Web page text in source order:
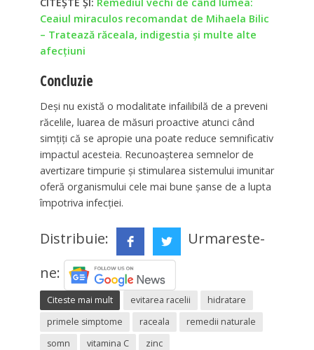
Ceaiul miraculos recomandat de Mihaela Bilic
– Tratează răceala, indigestia și multe alte
afecțiuni
Concluzie
Deși nu există o modalitate infailibilă de a preveni
răcelile, luarea de măsuri proactive atunci când
simțiți că se apropie una poate reduce semnificativ
impactul acesteia. Recunoașterea semnelor de
avertizare timpurie și stimularea sistemului imunitar
oferă organismului cele mai bune șanse de a lupta
împotriva infecției.
Distribuie:
Urmareste-
ne:
Citeste mai mult evitarea racelii
hidratare
primele simptome
raceala
remedii naturale
somn
vitamina C zinc